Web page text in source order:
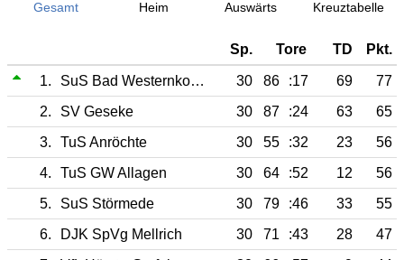
Gesamt Heim Auswärts Kreuztabelle
Sp. Tore TD Pkt.
1. SuS Bad Westernkotten II 30 86 :17 69
77
2.
SV Geseke 30 87 :24 63
65
3.
TuS Anröchte 30 55 :32 23
56
4.
TuS GW Allagen 30 64 :52 12
56
5.
SuS Störmede 30 79 :46 33
55
6.
DJK SpVg Mellrich 30 71 :43 28
47